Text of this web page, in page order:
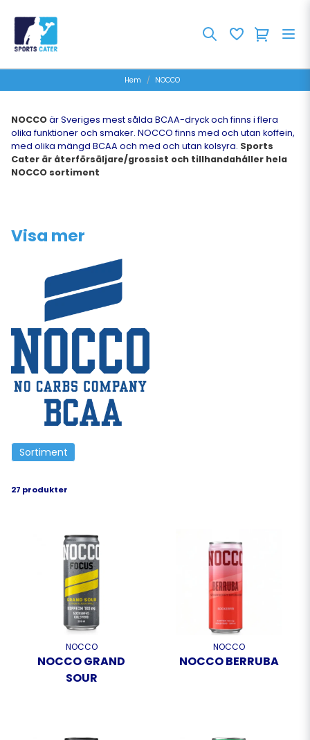
Hem NOCCO
NOCCOär Sveriges mest sålda BCAA-dryck och finns i flera
olika funktioner och smaker. NOCCO finns med och utan koffein,
med olika mängd BCAA och med och utan kolsyra. Sports
Cater är återförsäljare/grossist och tillhandahåller hela
NOCCO sortiment
Visa mer
Sortiment
27 produkter
NOCCO
NOCCO GRAND
SOUR
NOCCO
NOCCO BERRUBA